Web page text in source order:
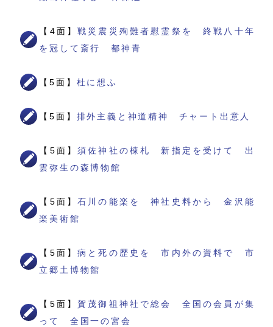
【4面】戦災震災殉難者慰霊祭を 終戦八十年
を冠して斎行 都神青
【5面】 杜に想ふ
【5面】 排外主義と神道精神 チャート出意人
【5面】須佐神社の棟札 新指定を受けて 出
雲弥生の森博物館
【5面】石川の能楽を 神社史料から 金沢能
楽美術館
【5面】病と死の歴史を 市内外の資料で 市
立郷土博物館
【5面】賀茂御祖神社で総会 全国の会員が集
って 全国一の宮会